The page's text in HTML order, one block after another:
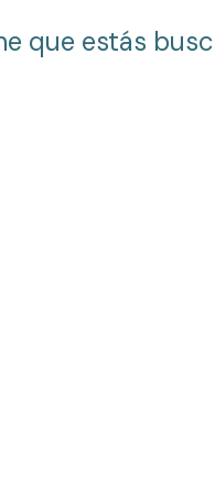
que estás